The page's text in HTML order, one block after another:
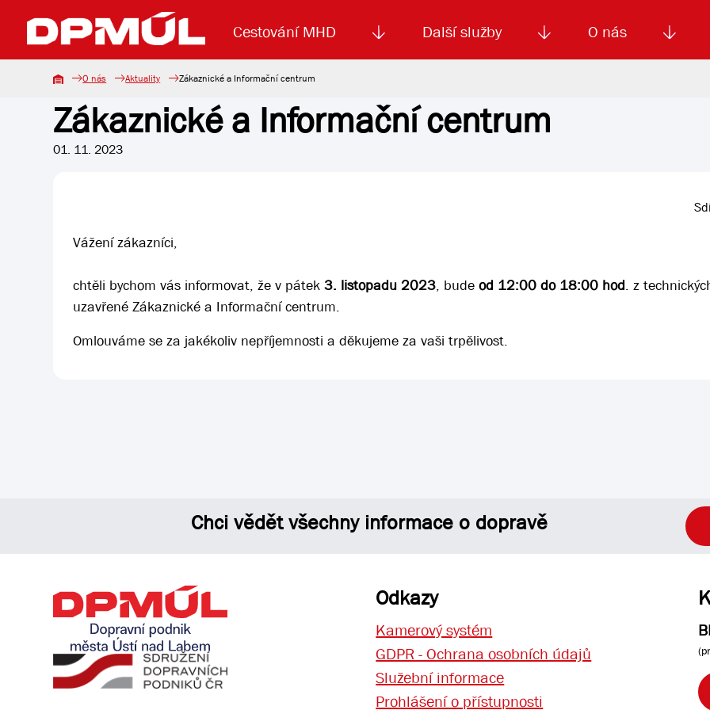
Cestování MHD
Uzavření mostu Dr. E. Beneše Koupit jízdenku Jízdné MHD El. jízdenka (EOS)
Další služby
Lanová dráha Reklama Smluvní doprava
O nás
Základní údaje Aktuality Výběrová řízení
O nás Aktuality Zákaznické a Informační centrum
Zákaznické a Informační centrum
01. 11. 2023
Vážení zákazníci,
chtěli bychom vás informovat, že v pátek3. listopadu 2023, budeod 12:00 do 18:00 hod. z
uzavřené Zákaznické a Informační centrum.
Omlouváme se za jakékoliv nepříjemnosti a děkujeme za vaši trpělivost.
Chci vědět všechny informace o dopravě
Odkazy
Kamerový systém
GDPR - Ochrana osobních údajů
Služební informace
Prohlášení o přístupnosti